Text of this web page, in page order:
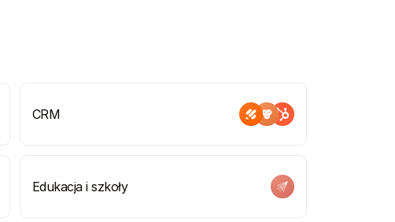
CRM
Edukacja i szkoły